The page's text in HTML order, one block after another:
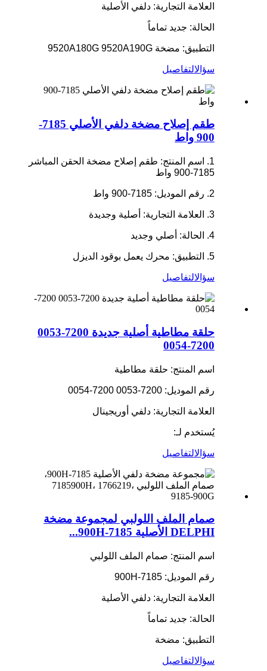
العلامة التجارية: دلفي الأصلية
الحالة: جديد تماماً
التطبيق: مضخة 9520A180G 9520A190G
سؤالالتفاصيل
طقم إصلاح مضخة دلفي الأصلي 7185-
900 واط
1. اسم المنتج: طقم إصلاح مضخة الحقن المباشر
7185-900 واط
2. رقم الموديل: 7185-900 واط
3. العلامة التجارية: أصلية وجديدة
4. الحالة: أصلي وجديد
5. التطبيق: محرك يعمل بوقود الديزل
سؤالالتفاصيل
حلقة مطاطية أصلية جديدة 7200-0053
7200-0054
اسم المنتج: حلقة مطاطية
رقم الموديل: 7200-0053 7200-0054
العلامة التجارية: دلفي أوريجينال
يُستخدم لـ:
سؤالالتفاصيل
صمام الملف اللولبي لمجموعة مضخة
DELPHI الأصلية 7185-900H...
اسم المنتج: صمام الملف اللولبي
رقم الموديل: 7185-900H
العلامة التجارية: دلفي الأصلية
الحالة: جديد تماماً
التطبيق: مضخة
سؤالالتفاصيل